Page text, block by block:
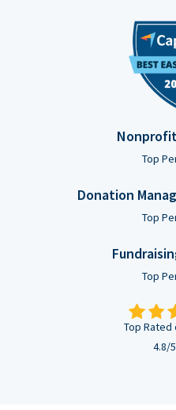
Top
Donation
Top
Top
Top Rated
4.8/